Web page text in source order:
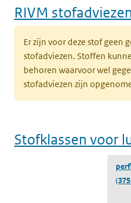
RIVM stofadviezen
Er zijn voor deze stof geen
stofadviezen. Stoffen
behoren waarvoor wel
stofadviezen zijn
Stofklassen voor